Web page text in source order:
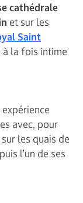
cathédrale
et sur les
Saint
à la fois intime
avec, pour
les quais de
l’un de ses